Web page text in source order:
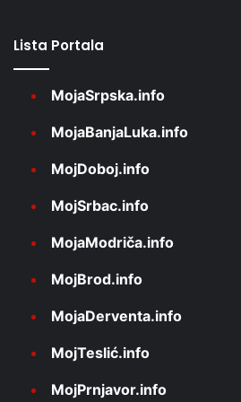
Lista Portala
MojaSrpska.info
MojaBanjaLuka.info
MojDoboj.info
MojSrbac.info
MojaModriča.info
MojBrod.info
MojaDerventa.info
MojTeslić.info
MojPrnjavor.info